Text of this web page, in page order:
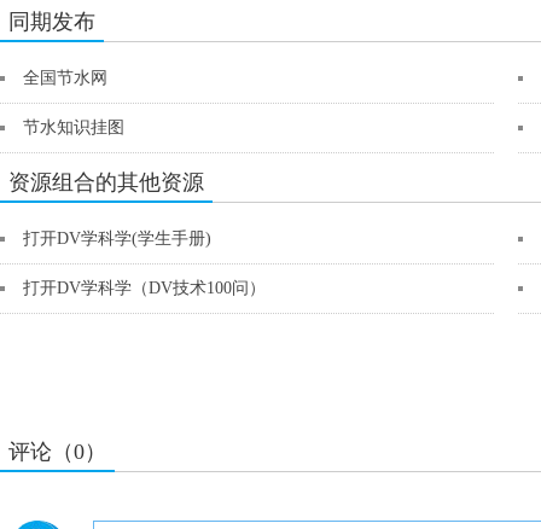
同期发布
全国节水网
节水知识挂图
资源组合的其他资源
打开DV学科学(学生手册)
打开DV学科学（DV技术100问）
评论（0）